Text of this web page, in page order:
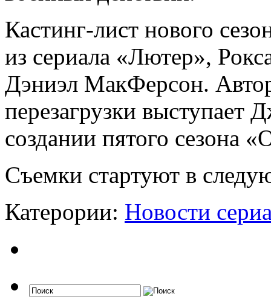
Кастинг-лист нового
из сериала «Лютер»,
Дэниэл МакФерсон.
перезагрузки выступает
создании пятого сезона
Съемки стартуют в
Катерории: Новости